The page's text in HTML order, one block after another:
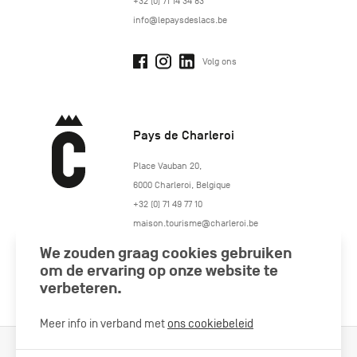
info@lepaysdeslacs.be
Volg ons
Pays de Charleroi
https://www.paysdecharleroi.be/
Place Vauban 20,
6000 Charleroi Belgique
+32 (0) 71 49 77 10
maison.tourisme@charleroi.be
Volg ons
We zouden graag cookies gebruiken
om de ervaring op onze website te
verbeteren.
Meer info in verband met ons cookiebeleid